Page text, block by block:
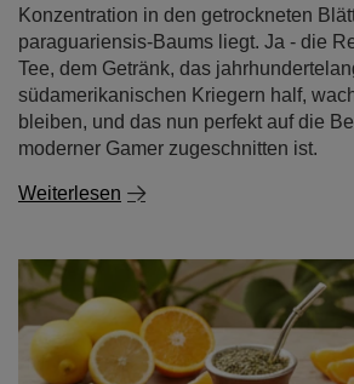
Konzentration in den getrockneten
paraguariensis-Baums liegt. Ja - die
Tee, dem Getränk, das
südamerikanischen Kriegern half,
bleiben, und das nun perfekt auf die
moderner Gamer zugeschnitten ist.
Weiterlesen